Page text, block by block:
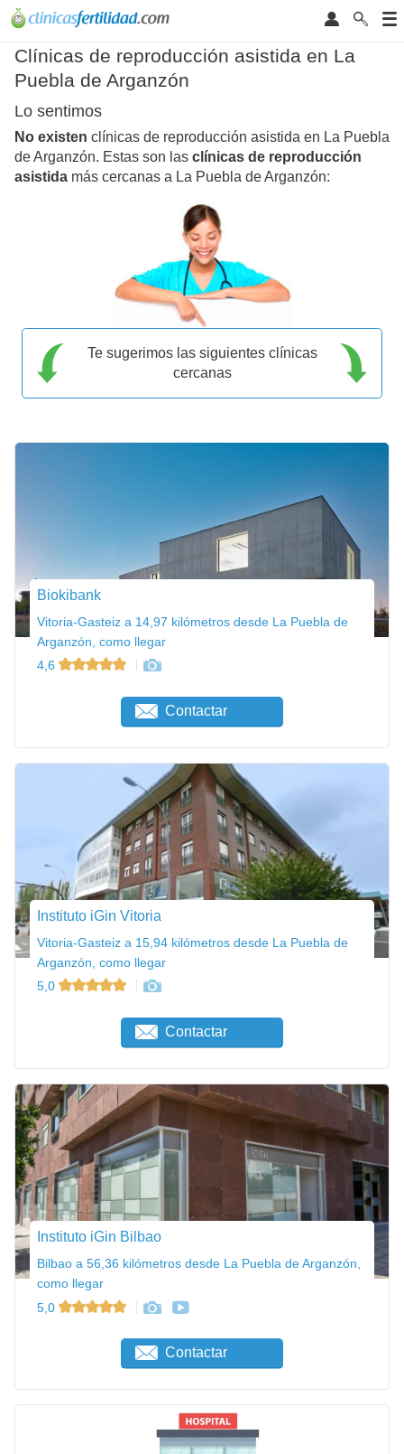
Clínicas de reproducción asistida en La
Puebla de Arganzón
Lo sentimos
No existen clínicas de reproducción asistida en La Puebla
de Arganzón. Estas son las clínicas de reproducción
asistida más cercanas a La Puebla de Arganzón:
Te sugerimos las siguientes clínicas
cercanas
Biokibank
Vitoria-Gasteiz a 14,97 kilómetros desde La Puebla de
Arganzón, como llegar
4,6
Contactar
Instituto iGin Vitoria
Vitoria-Gasteiz a 15,94 kilómetros desde La Puebla de
Arganzón, como llegar
5,0
Contactar
Instituto iGin Bilbao
Bilbao a 56,36 kilómetros desde La Puebla de Arganzón,
como llegar
5,0
Contactar